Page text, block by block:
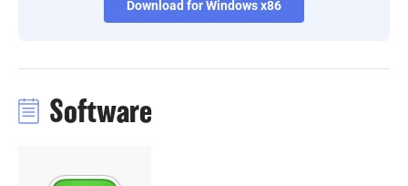
Korea
Mexico
Download for Windows x86
Software